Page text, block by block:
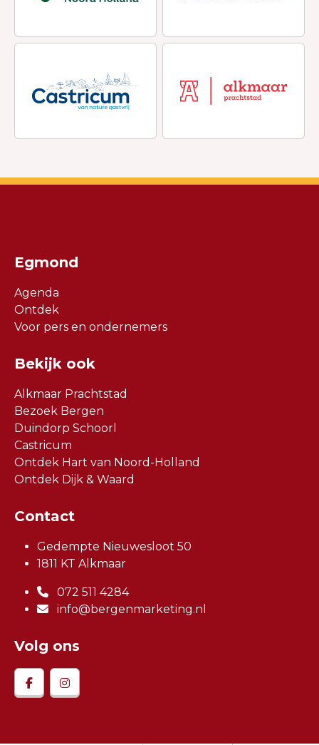
Egmond
Agenda
Ontdek
Voor pers en ondernemers
Bekijk ook
Alkmaar Prachtstad
Bezoek Bergen
Duindorp Schoorl
Castricum
Ontdek Hart van Noord-Holland
Ontdek Dijk & Waard
Contact
Gedempte Nieuwesloot 50
1811 KT Alkmaar
072 511 4284
info@bergenmarketing.nl
Volg ons